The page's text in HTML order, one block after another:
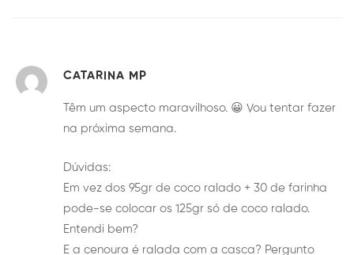
CATARINA MP
Têm um aspecto maravilhoso. 😀 Vou tentar fazer
na próxima semana.
Dúvidas:
Em vez dos 95gr de coco ralado + 30 de farinha
pode-se colocar os 125gr só de coco ralado.
Entendi bem?
E a cenoura é ralada com a casca? Pergunto